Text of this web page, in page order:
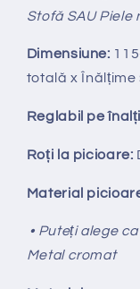
Stofă SAU Piele
Dimensiune:
totală x Înălțime
Reglabil peînal ț
Roți la picioare:
Material
• Puteți alege
Metal cromat